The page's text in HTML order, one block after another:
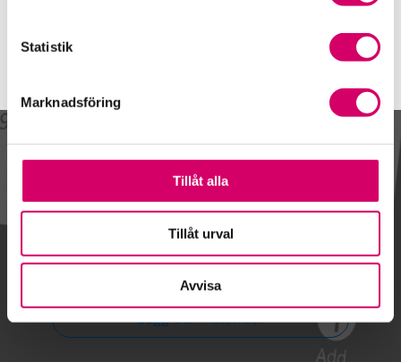
Statistik
Marknadsföring
Tillåt alla
Tillåt urval
Avvisa
Kalendarium
Lägg till i kalender